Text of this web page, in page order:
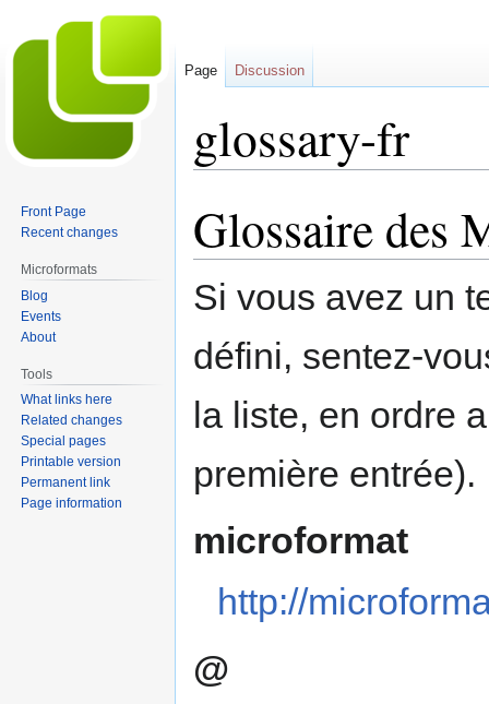
glossary-fr
to
navigation
to
search
Glossaire des
Si vous avez un
défini, sentez-
la liste, en ordre
première entrée).
microformat
http://
@
Page Discussion
Front Page
Recent changes
Microformats
Blog
Events
About
Tools
What links here
Related changes
Special pages
Printable version
Permanent link
Page information